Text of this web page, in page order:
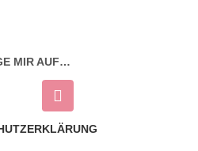
MIR AUF…